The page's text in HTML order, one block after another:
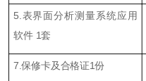
5.表界面分析测量系统应用
软件 1套
7.保修卡及合格证1份